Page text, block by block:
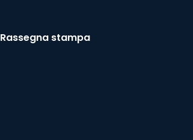
Rassegna stampa